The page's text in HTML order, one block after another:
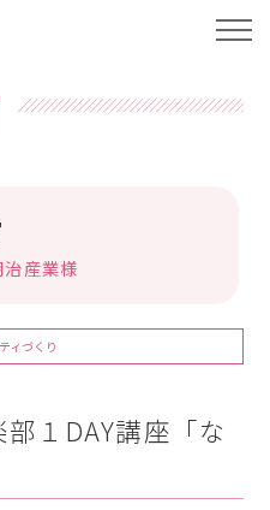
ーストーリィプ
産業様
ィづくり
１DAY講座「な
t
l